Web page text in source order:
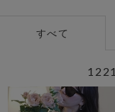
すべて
1221